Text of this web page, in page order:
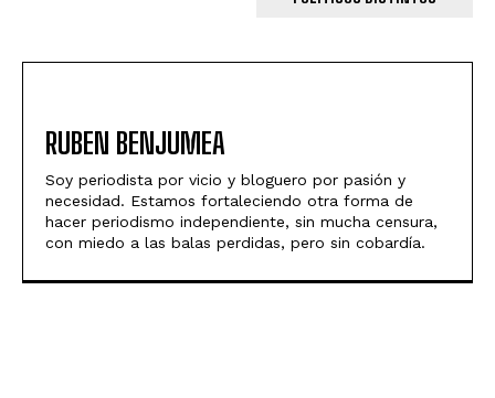
RUBEN BENJUMEA
Soy periodista por vicio y bloguero por pasión y
necesidad. Estamos fortaleciendo otra forma de
hacer periodismo independiente, sin mucha censura,
con miedo a las balas perdidas, pero sin cobardía.